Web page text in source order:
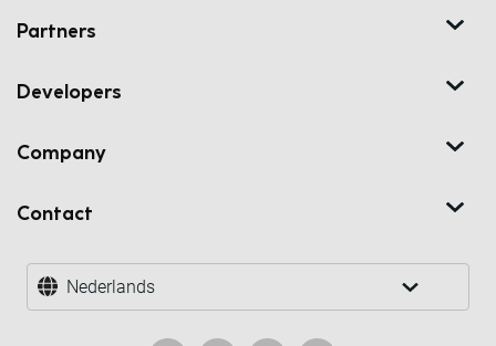
Partners
Developers
Company
Contact
Nederlands